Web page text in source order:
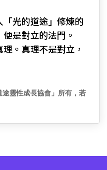
光的道途」修煉的
是對立的法門。
。真理不是對立，
靈性成長協會」所有，若